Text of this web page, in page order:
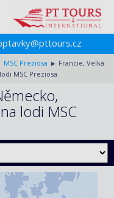
MSC Preziosa
Francie, Velká
MSC Preziosa
lodi MSC